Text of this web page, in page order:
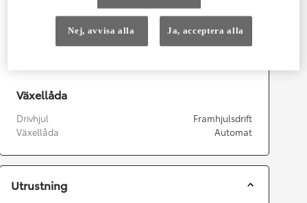
Prestanda
Växellåda
Drivhjul
Framhjulsdrift
Växellåda
Automat
Utrustning
Nej, avvisa alla Ja, acceptera alla